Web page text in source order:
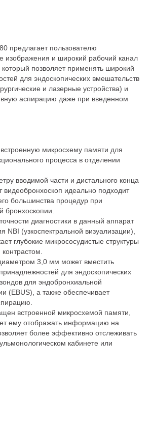
предлагает пользователю
изображения и широкий рабочий канал
позволяет применять широкий
для эндоскопических вмешательств
и лазерные устройства) и
аспирацию даже при введенном
микросхему памяти для
процесса в отделении
вводимой части и дистального конца
видеобронхоскоп идеально подходит
большинства процедур при
бронхоскопии.
диагностики в данный аппарат
NBI (узкоспектральной визуализации),
глубокие микрососудистые структуры
3,0 мм может вместить
для эндоскопических
для эндобронхиальной
(EBUS), а также обеспечивает
встроенной микросхемой памяти,
ему отображать информацию на
более эффективно отслеживать
кабинете или